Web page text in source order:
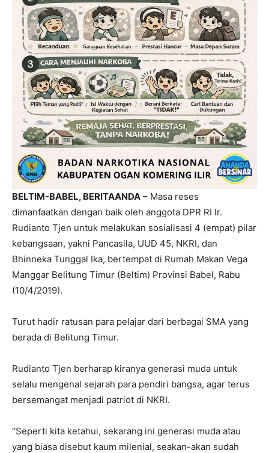
BELTIM-BABEL, BERITAANDA – Masa reses
dimanfaatkan dengan baik oleh anggota DPR RI Ir.
Rudianto Tjen untuk melakukan sosialisasi 4 (empat) pilar
kebangsaan, yakni Pancasila, UUD 45, NKRI, dan
Bhinneka Tunggal Ika, bertempat di Rumah Makan Vega
Manggar Belitung Timur (Beltim) Provinsi Babel, Rabu
(10/4/2019).
Turut hadir ratusan para pelajar dari berbagai SMA yang
berada di Belitung Timur.
Rudianto Tjen berharap kiranya generasi muda untuk
selalu mengenal sejarah para pendiri bangsa, agar terus
bersemangat menjadi patriot di NKRI.
“Seperti kita ketahui, sekarang ini generasi muda atau
yang biasa disebut kaum milenial, seakan-akan sudah